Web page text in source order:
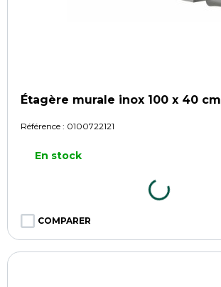
Étagère murale inox 100 x 40 cm
Référence : 0100722121
En stock
COMPARER